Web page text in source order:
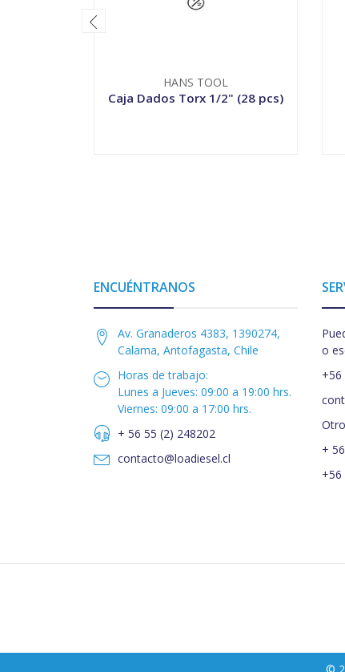
HANS TOOL
Caja Dados Torx 1/2" (28 pcs)
ENCUÉNTRANOS
Av. Granaderos 4383, 1390274,
Calama, Antofagasta, Chile
Horas de trabajo:
Lunes a Jueves: 09:00 a 19:00 hrs.
Viernes: 09:00 a 17:00 hrs.
+ 56 55 (2) 248202
contacto@loadiesel.cl
o
+56
+
+56